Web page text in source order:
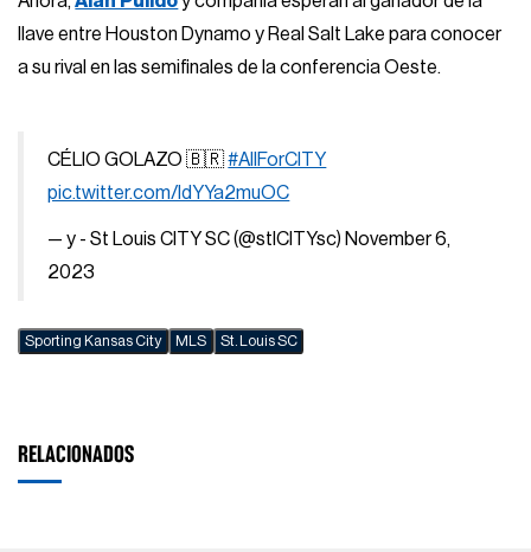
llave entre Houston Dynamo y Real Salt Lake para conocer
a su rival en las semifinales de la conferencia Oeste.
CÉLIO GOLAZO 🇧🇷#AllForCITY
pic.twitter.com/IdYYa2muOC
— y - St Louis CITY SC (@stlCITYsc) November 6,
2023
Sporting Kansas City MLS St. Louis SC
RELACIONADOS